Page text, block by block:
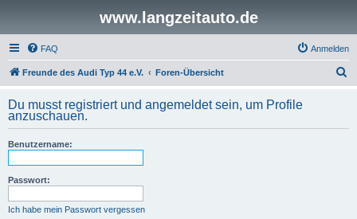
www.langzeitauto.de
FAQ Anmelden
Freunde des Audi Typ 44 e.V. Foren-Übersicht
h
Du musst registriert und angemeldet sein, um Profile
anzuschauen.
Benutzername:
Passwort:
Ich habe mein Passwort vergessen